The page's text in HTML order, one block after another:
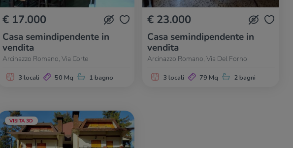
€ 17.000
Casa semindipendente in
vendita
Arcinazzo Romano, Via Corte
3 locali 50 Mq 1 bagno
€ 23.000
Casa semindipendente in
vendita
Arcinazzo Romano, Via Del Forno
3 locali 79 Mq 2 bagni
VISITA 3D